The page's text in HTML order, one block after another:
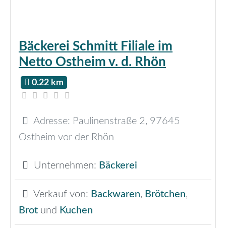
Bäckerei Schmitt Filiale im
Netto Ostheim v. d. Rhön
0.22 km
Adresse: Paulinenstraße 2, 97645
Ostheim vor der Rhön
Unternehmen: Bäckerei
Verkauf von: Backwaren, Brötchen,
Brot und Kuchen